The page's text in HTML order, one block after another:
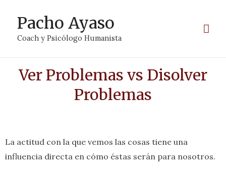
Pacho Ayaso
Coach y Psicólogo Humanista
Ver Problemas vs Disolver
Problemas
La actitud con la que vemos las cosas tiene una
influencia directa en cómo éstas serán para nosotros.